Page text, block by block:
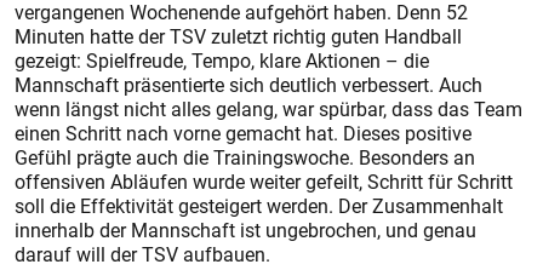
vergangenen Wochenende aufgehört haben. Denn 52
Minuten hatte der TSV zuletzt richtig guten Handball
gezeigt: Spielfreude, Tempo, klare Aktionen – die
Mannschaft präsentierte sich deutlich verbessert. Auch
wenn längst nicht alles gelang, war spürbar, dass das Team
einen Schritt nach vorne gemacht hat. Dieses positive
Gefühl prägte auch die Trainingswoche. Besonders an
offensiven Abläufen wurde weiter gefeilt, Schritt für Schritt
soll die Effektivität gesteigert werden. Der Zusammenhalt
innerhalb der Mannschaft ist ungebrochen, und genau
darauf will der TSV aufbauen.